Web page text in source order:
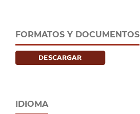
FORMATOS Y DOCUMENTOS
IDIOMA